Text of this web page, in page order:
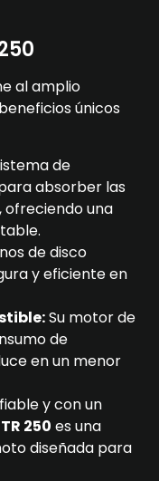
al amplio
únicos
de
absorber las
ofreciendo una
de disco
y eficiente en
Su motor de
de
en un menor
y con un
250 es una
diseñada para